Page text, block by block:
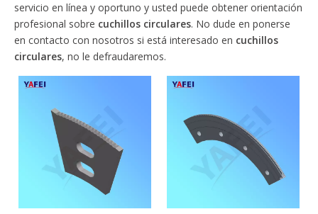
servicio en línea y oportuno y usted puede obtener orientación
profesional sobre cuchillos circulares. No dude en ponerse
en contacto con nosotros si está interesado en cuchillos
circulares, no le defraudaremos.